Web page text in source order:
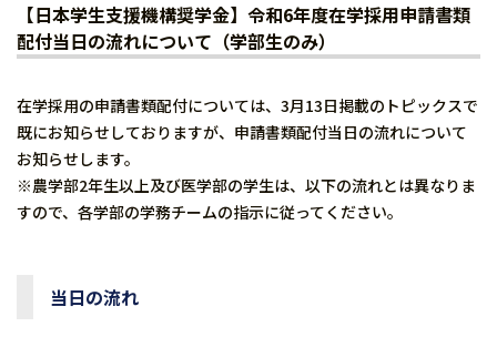
【日本学生支援機構奨学金】令和6年度在学採用申請書類
配付当日の流れについて（学部生のみ）
在学採用の申請書類配付については、3月13日掲載のトピックスで
既にお知らせしておりますが、申請書類配付当日の流れについて
お知らせします。
※農学部2年生以上及び医学部の学生は、以下の流れとは異なりま
すので、各学部の学務チームの指示に従ってください。
当日の流れ